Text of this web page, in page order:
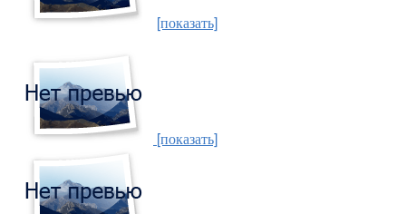
[показать]
[показать]